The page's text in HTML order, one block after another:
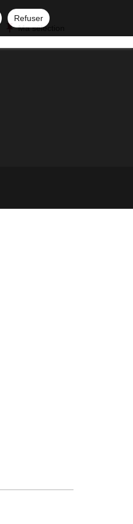
Refuser
Ma sélection